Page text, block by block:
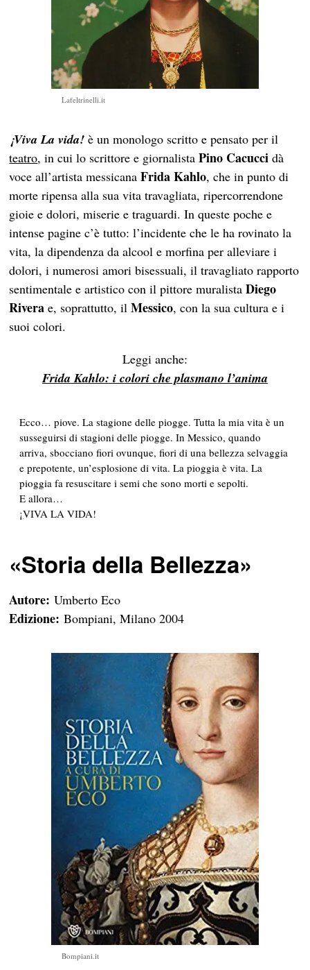
Lafeltrinelli.it
¡Viva La vida! è un monologo scritto e pensato per il
teatro, in cui lo scrittore e giornalistaPino Cacucci dà
voce all’artista messicanaFrida Kahlo, che in punto di
morte ripensa alla sua vita travagliata, ripercorrendone
gioie e dolori, miserie e traguardi. In queste poche e
intense pagine c’è tutto: l’incidente che le ha rovinato la
vita, la dipendenza da alcool e morfina per alleviare i
dolori, i numerosi amori bisessuali, il travagliato rapporto
sentimentale e artistico con il pittore muralistaDiego
Rivera e, soprattutto, ilMessico, con la sua cultura e i
suoi colori.
Leggi anche:
Frida Kahlo: i colori che plasmano l’anima
Ecco… piove. La stagione delle piogge. Tutta la mia vita è un
susseguirsi di stagioni delle piogge. In Messico, quando
arriva, sbocciano fiori ovunque, fiori di una bellezza selvaggia
e prepotente, un’esplosione di vita. La pioggia è vita. La
pioggia fa resuscitare i semi che sono morti e sepolti.
E allora…
¡VIVA LA VIDA!
«Storia della Bellezza»
Autore: Umberto Eco
Edizione: Bompiani, Milano 2004
Bompiani.it